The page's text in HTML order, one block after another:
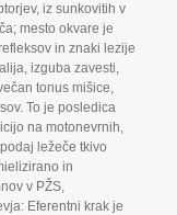
,iz sunkovitih v
mesto okvare je
in znaki lezije
,izguba zavesti,
tonus mišice,
To je posledica
na motonevrnih,
ležeče tkivo
in
v PŽS,
Eferentni krak je